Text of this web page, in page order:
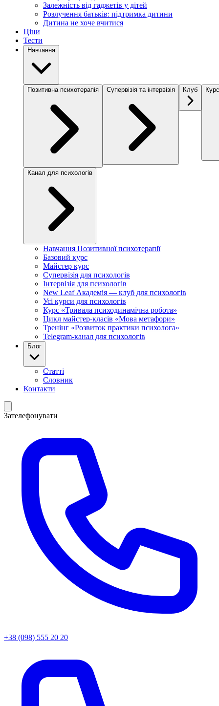
Залежність від гаджетів у дітей
Розлучення батьків: підтримка дитини
Дитина не хоче вчитися
Ціни
Тести
Навчання
Позитивна психотерапія Супервізія та інтервізія Клуб
Канал для психологів
Навчання Позитивної психотерапії
Базовий курс
Майстер курс
Супервізія для психологів
Інтервізія для психологів
New Leaf Академія — клуб для психологів
Усі курси для психологів
Курс «Тривала психодинамічна робота»
Цикл майстер-класів «Мова метафори»
Тренінг «Розвиток практики психолога»
Telegram-канал для психологів
Блог
Статті
Словник
Контакти
Зателефонувати
+38 (098) 555 20 20